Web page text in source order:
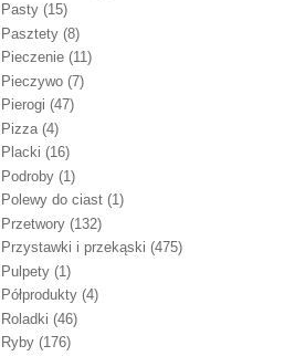
Pasty (15)
Pasztety (8)
Pieczenie (11)
Pieczywo (7)
Pierogi (47)
Pizza (4)
Placki (16)
Podroby (1)
Polewy do ciast (1)
Przetwory (132)
Przystawki i przekąski (475)
Pulpety (1)
Półprodukty (4)
Roladki (46)
Ryby (176)